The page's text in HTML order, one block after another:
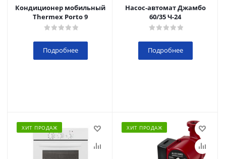
Кондиционер мобильный
Thermex Porto 9
Подробнее
Насос-автомат Джамбо
60/35 Ч-24
Подробнее
ХИТ ПРОДАЖ ХИТ ПРОДАЖ